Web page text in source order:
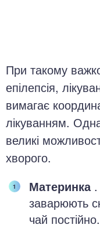
При такому
епілепсія,
вимагає
лікуванням.
великі
хворого.
Материнка.
заварюють
чай постійно.